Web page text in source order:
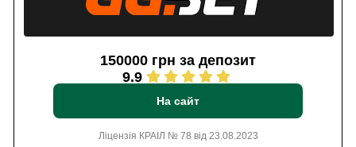
150000 грн за депозит
9.9
На сайт
Ліцензія КРАІЛ № 78 від 23.08.2023